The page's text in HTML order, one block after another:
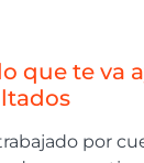
que te va
por